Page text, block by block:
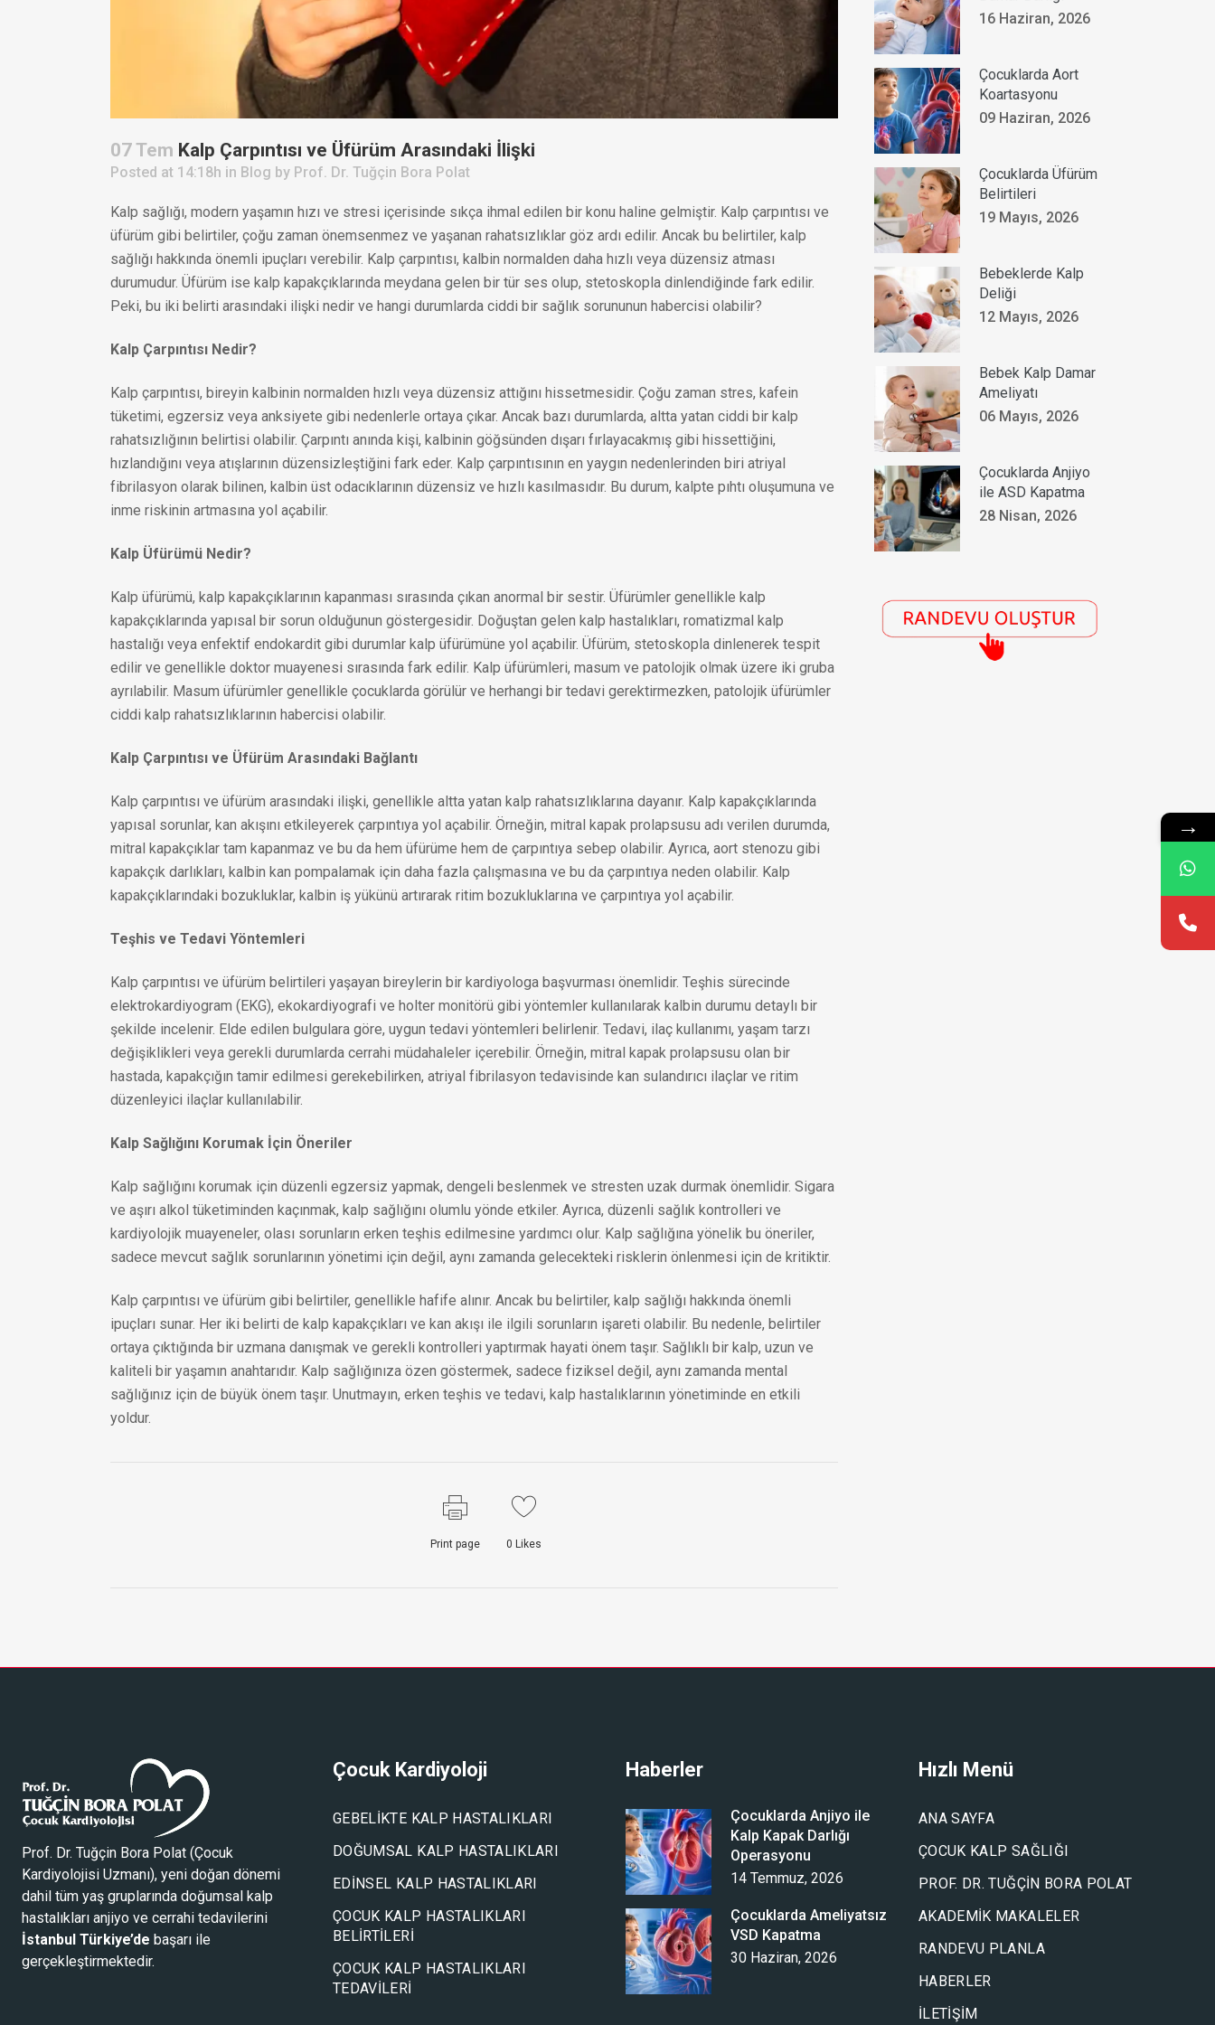
07 Tem Kalp Çarpıntısı ve Üfürüm Arasındaki İlişki
Posted at 14:18h in Blog by Prof. Dr. Tuğçin Bora Polat
Kalp sağlığı, modern yaşamın hızı ve stresi içerisinde sıkça ihmal edilen bir konu haline gelmiştir. Kalp çarpıntısı ve
üfürüm gibi belirtiler, çoğu zaman önemsenmez ve yaşanan rahatsızlıklar göz ardı edilir. Ancak bu belirtiler, kalp
sağlığı hakkında önemli ipuçları verebilir. Kalp çarpıntısı, kalbin normalden daha hızlı veya düzensiz atması
durumudur. Üfürüm ise kalp kapakçıklarında meydana gelen bir tür ses olup, stetoskopla dinlendiğinde fark edilir.
Peki, bu iki belirti arasındaki ilişki nedir ve hangi durumlarda ciddi bir sağlık sorununun habercisi olabilir?
Kalp Çarpıntısı Nedir?
Kalp çarpıntısı, bireyin kalbinin normalden hızlı veya düzensiz attığını hissetmesidir. Çoğu zaman stres, kafein
tüketimi, egzersiz veya anksiyete gibi nedenlerle ortaya çıkar. Ancak bazı durumlarda, altta yatan ciddi bir kalp
rahatsızlığının belirtisi olabilir. Çarpıntı anında kişi, kalbinin göğsünden dışarı fırlayacakmış gibi hissettiğini,
hızlandığını veya atışlarının düzensizleştiğini fark eder. Kalp çarpıntısının en yaygın nedenlerinden biri atriyal
fibrilasyon olarak bilinen, kalbin üst odacıklarının düzensiz ve hızlı kasılmasıdır. Bu durum, kalpte pıhtı oluşumuna ve
inme riskinin artmasına yol açabilir.
Kalp Üfürümü Nedir?
Kalp üfürümü, kalp kapakçıklarının kapanması sırasında çıkan anormal bir sestir. Üfürümler genellikle kalp
kapakçıklarında yapısal bir sorun olduğunun göstergesidir. Doğuştan gelen kalp hastalıkları, romatizmal kalp
hastalığı veya enfektif endokardit gibi durumlar kalp üfürümüne yol açabilir. Üfürüm, stetoskopla dinlenerek tespit
edilir ve genellikle doktor muayenesi sırasında fark edilir. Kalp üfürümleri, masum ve patolojik olmak üzere iki gruba
ayrılabilir. Masum üfürümler genellikle çocuklarda görülür ve herhangi bir tedavi gerektirmezken, patolojik üfürümler
ciddi kalp rahatsızlıklarının habercisi olabilir.
Kalp Çarpıntısı ve Üfürüm Arasındaki Bağlantı
Kalp çarpıntısı ve üfürüm arasındaki ilişki, genellikle altta yatan kalp rahatsızlıklarına dayanır. Kalp kapakçıklarında
yapısal sorunlar, kan akışını etkileyerek çarpıntıya yol açabilir. Örneğin, mitral kapak prolapsusu adı verilen durumda,
mitral kapakçıklar tam kapanmaz ve bu da hem üfürüme hem de çarpıntıya sebep olabilir. Ayrıca, aort stenozu gibi
kapakçık darlıkları, kalbin kan pompalamak için daha fazla çalışmasına ve bu da çarpıntıya neden olabilir. Kalp
kapakçıklarındaki bozukluklar, kalbin iş yükünü artırarak ritim bozukluklarına ve çarpıntıya yol açabilir.
Teşhis ve Tedavi Yöntemleri
Kalp çarpıntısı ve üfürüm belirtileri yaşayan bireylerin bir kardiyologa başvurması önemlidir. Teşhis sürecinde
elektrokardiyogram (EKG), ekokardiyografi ve holter monitörü gibi yöntemler kullanılarak kalbin durumu detaylı bir
şekilde incelenir. Elde edilen bulgulara göre, uygun tedavi yöntemleri belirlenir. Tedavi, ilaç kullanımı, yaşam tarzı
değişiklikleri veya gerekli durumlarda cerrahi müdahaleler içerebilir. Örneğin, mitral kapak prolapsusu olan bir
hastada, kapakçığın tamir edilmesi gerekebilirken, atriyal fibrilasyon tedavisinde kan sulandırıcı ilaçlar ve ritim
düzenleyici ilaçlar kullanılabilir.
Kalp Sağlığını Korumak İçin Öneriler
Kalp sağlığını korumak için düzenli egzersiz yapmak, dengeli beslenmek ve stresten uzak durmak önemlidir. Sigara
ve aşırı alkol tüketiminden kaçınmak, kalp sağlığını olumlu yönde etkiler. Ayrıca, düzenli sağlık kontrolleri ve
kardiyolojik muayeneler, olası sorunların erken teşhis edilmesine yardımcı olur. Kalp sağlığına yönelik bu öneriler,
sadece mevcut sağlık sorunlarının yönetimi için değil, aynı zamanda gelecekteki risklerin önlenmesi için de kritiktir.
Kalp çarpıntısı ve üfürüm gibi belirtiler, genellikle hafife alınır. Ancak bu belirtiler, kalp sağlığı hakkında önemli
ipuçları sunar. Her iki belirti de kalp kapakçıkları ve kan akışı ile ilgili sorunların işareti olabilir. Bu nedenle, belirtiler
ortaya çıktığında bir uzmana danışmak ve gerekli kontrolleri yaptırmak hayati önem taşır. Sağlıklı bir kalp, uzun ve
kaliteli bir yaşamın anahtarıdır. Kalp sağlığınıza özen göstermek, sadece fiziksel değil, aynı zamanda mental
sağlığınız için de büyük önem taşır. Unutmayın, erken teşhis ve tedavi, kalp hastalıklarının yönetiminde en etkili
yoldur.
Print page 0 Likes
16 Haziran, 2026
Çocuklarda Aort
Koartasyonu
09 Haziran, 2026
Çocuklarda Üfürüm
Belirtileri
19 Mayıs, 2026
Bebeklerde Kalp
Deliği
12 Mayıs, 2026
Bebek Kalp Damar
Ameliyatı
06 Mayıs, 2026
Çocuklarda Anjiyo
ile ASD Kapatma
28 Nisan, 2026
Prof. Dr. Tuğçin Bora Polat (Çocuk
Kardiyolojisi Uzmanı), yeni doğan dönemi
dahil tüm yaş gruplarında doğumsal kalp
hastalıkları anjiyo ve cerrahi tedavilerini
İstanbul Türkiye’de başarı ile
gerçekleştirmektedir.
Çocuk Kardiyoloji
GEBELIKTE KALP HASTALIKLARI
DOĞUMSAL KALP HASTALIKLARI
EDINSEL KALP HASTALIKLARI
ÇOCUK KALP HASTALIKLARI
BELIRTILERI
ÇOCUK KALP HASTALIKLARI
TEDAVILERI
Haberler
Çocuklarda Anjiyo ile
Kalp Kapak Darlığı
Operasyonu
14 Temmuz, 2026
Çocuklarda Ameliyatsız
VSD Kapatma
30 Haziran, 2026
Hızlı Menü
ANA SAYFA
ÇOCUK KALP SAĞLIĞI
PROF. DR. TUĞÇIN BORA POLAT
AKADEMIK MAKALELER
RANDEVU PLANLA
HABERLER
İLETIŞIM
→